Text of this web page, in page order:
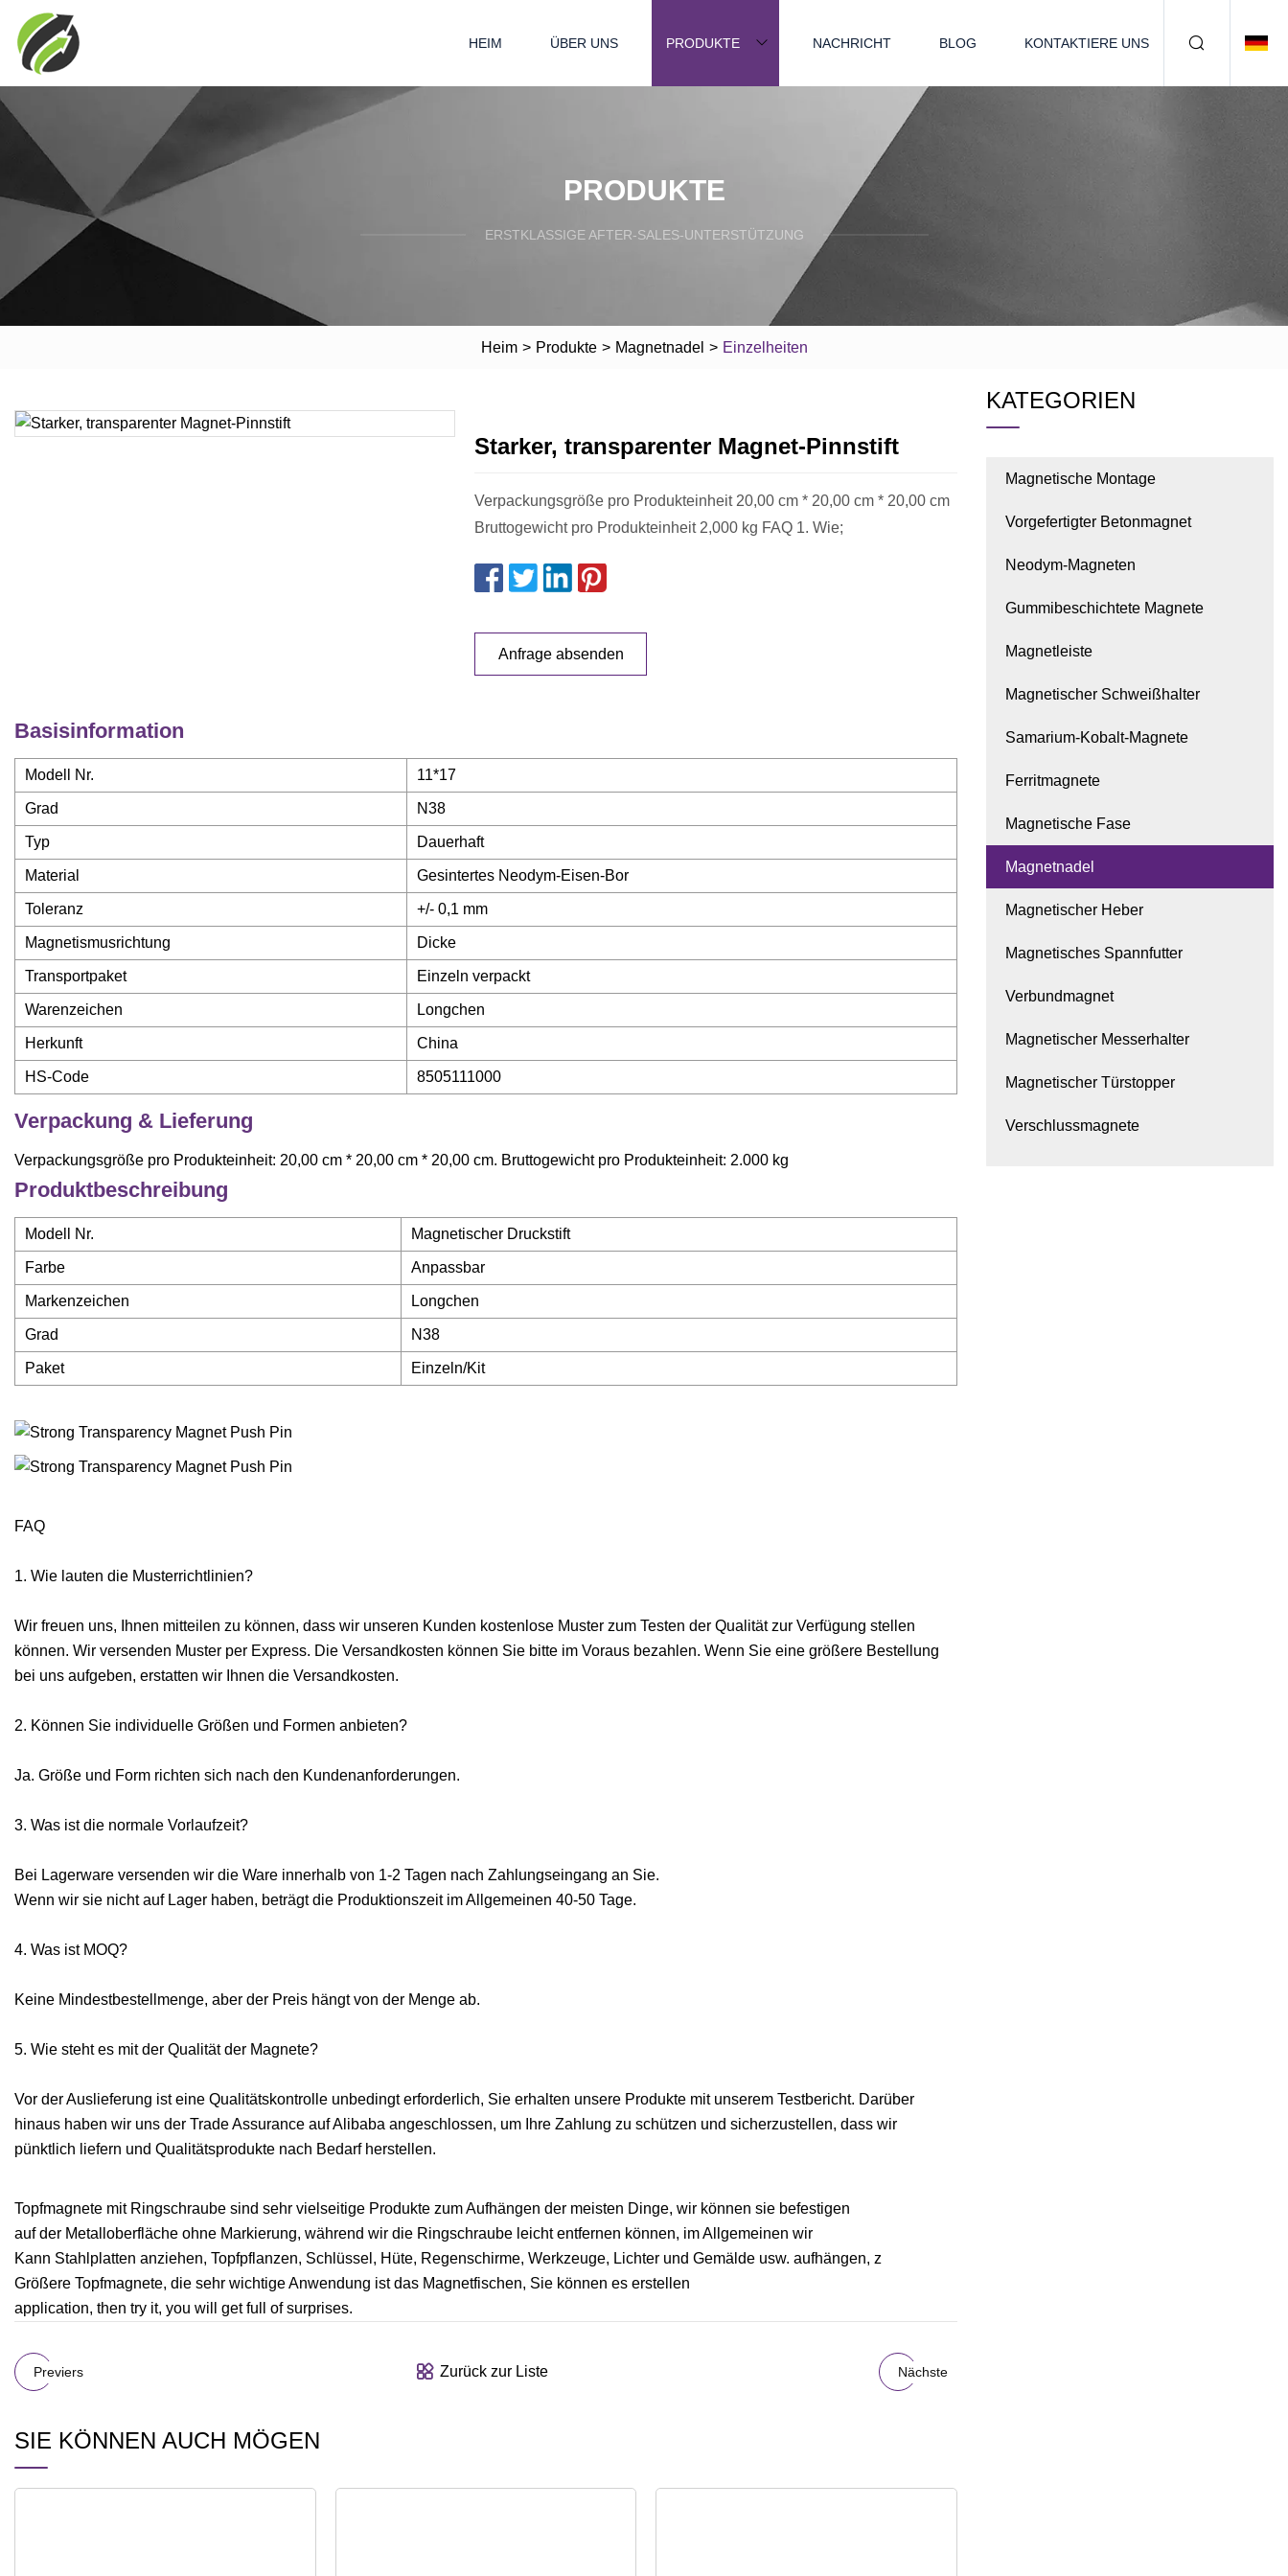
HEIM ÜBER UNS PRODUKTE NACHRICHT BLOG KONTAKTIERE UNS
PRODUKTE
ERSTKLASSIGE AFTER-SALES-UNTERSTÜTZUNG
Heim > Produkte > Magnetnadel > Einzelheiten
Starker, transparenter Magnet-Pinnstift
Verpackungsgröße pro Produkteinheit 20,00 cm * 20,00 cm * 20,00 cm
Bruttogewicht pro Produkteinheit 2,000 kg FAQ 1. Wie;
Anfrage absenden
Basisinformation
Modell Nr. 11*17
Grad N38
Typ Dauerhaft
Material Gesintertes Neodym-Eisen-Bor
Toleranz +/- 0,1 mm
Magnetismusrichtung Dicke
Transportpaket Einzeln verpackt
Warenzeichen Longchen
Herkunft China
HS-Code 8505111000
Verpackung & Lieferung
Verpackungsgröße pro Produkteinheit: 20,00 cm * 20,00 cm * 20,00 cm. Bruttogewicht pro Produkteinheit: 2.000 kg
Produktbeschreibung
Modell Nr. Magnetischer Druckstift
Farbe Anpassbar
Markenzeichen Longchen
Grad N38
Paket Einzeln/Kit
FAQ
1. Wie lauten die Musterrichtlinien?
Wir freuen uns, Ihnen mitteilen zu können, dass wir unseren Kunden kostenlose Muster zum Testen der Qualität zur Verfügung stellen
können. Wir versenden Muster per Express. Die Versandkosten können Sie bitte im Voraus bezahlen. Wenn Sie eine größere Bestellung
bei uns aufgeben, erstatten wir Ihnen die Versandkosten.
2. Können Sie individuelle Größen und Formen anbieten?
Ja. Größe und Form richten sich nach den Kundenanforderungen.
3. Was ist die normale Vorlaufzeit?
Bei Lagerware versenden wir die Ware innerhalb von 1-2 Tagen nach Zahlungseingang an Sie.
Wenn wir sie nicht auf Lager haben, beträgt die Produktionszeit im Allgemeinen 40-50 Tage.
4. Was ist MOQ?
Keine Mindestbestellmenge, aber der Preis hängt von der Menge ab.
5. Wie steht es mit der Qualität der Magnete?
Vor der Auslieferung ist eine Qualitätskontrolle unbedingt erforderlich, Sie erhalten unsere Produkte mit unserem Testbericht. Darüber
hinaus haben wir uns der Trade Assurance auf Alibaba angeschlossen, um Ihre Zahlung zu schützen und sicherzustellen, dass wir
pünktlich liefern und Qualitätsprodukte nach Bedarf herstellen.
Topfmagnete mit Ringschraube sind sehr vielseitige Produkte zum Aufhängen der meisten Dinge, wir können sie befestigen
auf der Metalloberfläche ohne Markierung, während wir die Ringschraube leicht entfernen können, im Allgemeinen wir
Kann Stahlplatten anziehen, Topfpflanzen, Schlüssel, Hüte, Regenschirme, Werkzeuge, Lichter und Gemälde usw. aufhängen, z
Größere Topfmagnete, die sehr wichtige Anwendung ist das Magnetfischen, Sie können es erstellen
application, then try it, you will get full of surprises.
Previers Zurück zur Liste Nächste
SIE KÖNNEN AUCH MÖGEN
KATEGORIEN
Magnetische Montage
Vorgefertigter Betonmagnet
Neodym-Magneten
Gummibeschichtete Magnete
Magnetleiste
Magnetischer Schweißhalter
Samarium-Kobalt-Magnete
Ferritmagnete
Magnetische Fase
Magnetnadel
Magnetischer Heber
Magnetisches Spannfutter
Verbundmagnet
Magnetischer Messerhalter
Magnetischer Türstopper
Verschlussmagnete